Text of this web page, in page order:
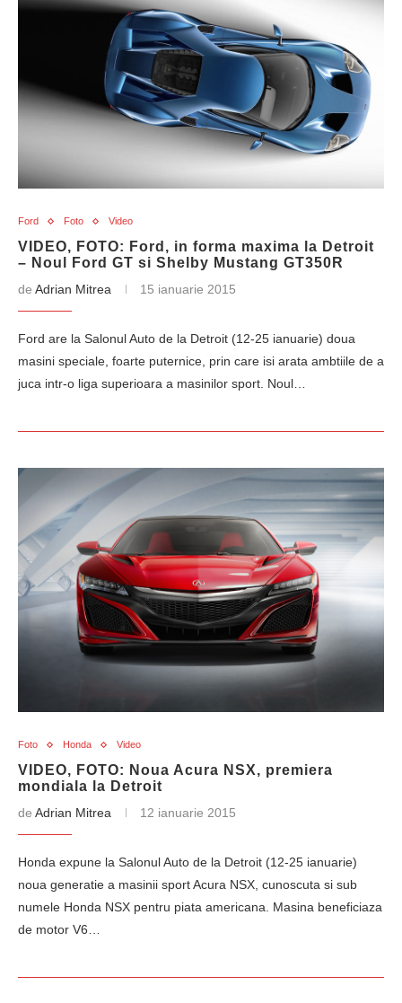
Ford Foto Video
VIDEO, FOTO: Ford, in forma maxima la Detroit
– Noul Ford GT si Shelby Mustang GT350R
de Adrian Mitrea 15 ianuarie 2015
Ford are la Salonul Auto de la Detroit (12-25 ianuarie) doua
masini speciale, foarte puternice, prin care isi arata ambtiile de a
juca intr-o liga superioara a masinilor sport. Noul…
Foto Honda Video
VIDEO, FOTO: Noua Acura NSX, premiera
mondiala la Detroit
de Adrian Mitrea 12 ianuarie 2015
Honda expune la Salonul Auto de la Detroit (12-25 ianuarie)
noua generatie a masinii sport Acura NSX, cunoscuta si sub
numele Honda NSX pentru piata americana. Masina beneficiaza
de motor V6…